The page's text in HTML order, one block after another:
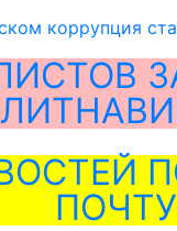
коррупция
ПОЧТУ